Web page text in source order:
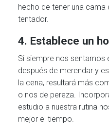
hecho de tener una
tentador.
4. Establece un
Si siempre nos sentamos
después de merendar y
la cena, resultará más
o nos de pereza.
estudio a nuestra rutina
mejor el tiempo.